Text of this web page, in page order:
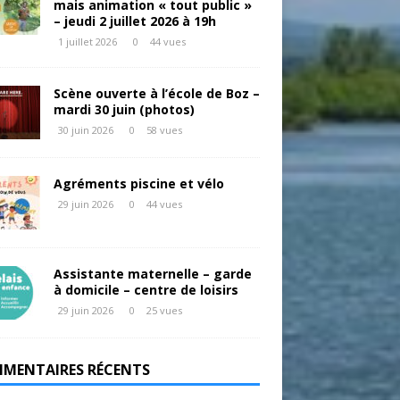
mais animation « tout public »
– jeudi 2 juillet 2026 à 19h
1 juillet 2026 0 44 vues
Scène ouverte à l’école de Boz –
mardi 30 juin (photos)
30 juin 2026 0 58 vues
Agréments piscine et vélo
29 juin 2026 0 44 vues
Assistante maternelle – garde
à domicile – centre de loisirs
29 juin 2026 0 25 vues
RÉCENTS